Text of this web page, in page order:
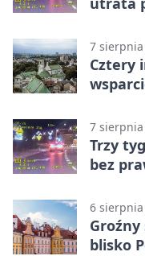
7
Cztery
7
Trzy
bez
6
blisko